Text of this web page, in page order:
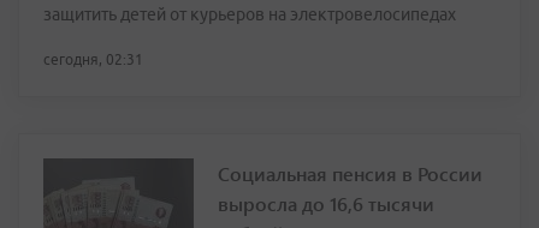
защитить детей от курьеров на электровелосипедах
сегодня, 02:31
Социальная пенсия в России
выросла до 16,6 тысячи